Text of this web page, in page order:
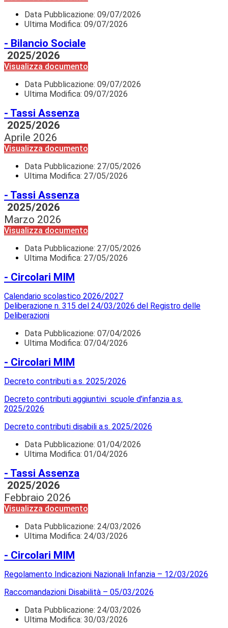
Data Pubblicazione: 09/07/2026
Ultima Modifica: 09/07/2026
- Bilancio Sociale
2025/2026
Visualizza documento
Data Pubblicazione: 09/07/2026
Ultima Modifica: 09/07/2026
- Tassi Assenza
2025/2026
Aprile 2026
Visualizza documento
Data Pubblicazione: 27/05/2026
Ultima Modifica: 27/05/2026
- Tassi Assenza
2025/2026
Marzo 2026
Visualizza documento
Data Pubblicazione: 27/05/2026
Ultima Modifica: 27/05/2026
- Circolari MIM
Calendario scolastico 2026/2027
Deliberazione n. 315 del 24/03/2026 del Registro delle
Deliberazioni
Data Pubblicazione: 07/04/2026
Ultima Modifica: 07/04/2026
- Circolari MIM
Decreto contributi a.s. 2025/2026
Decreto contributi aggiuntivi scuole d’infanzia a.s.
2025/2026
Decreto contributi disabili a.s. 2025/2026
Data Pubblicazione: 01/04/2026
Ultima Modifica: 01/04/2026
- Tassi Assenza
2025/2026
Febbraio 2026
Visualizza documento
Data Pubblicazione: 24/03/2026
Ultima Modifica: 24/03/2026
- Circolari MIM
Regolamento Indicazioni Nazionali Infanzia – 12/03/2026
Raccomandazioni Disabilità – 05/03/2026
Data Pubblicazione: 24/03/2026
Ultima Modifica: 30/03/2026